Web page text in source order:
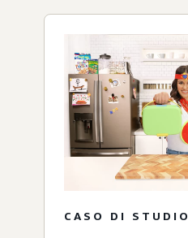
CASO DI STUDIO